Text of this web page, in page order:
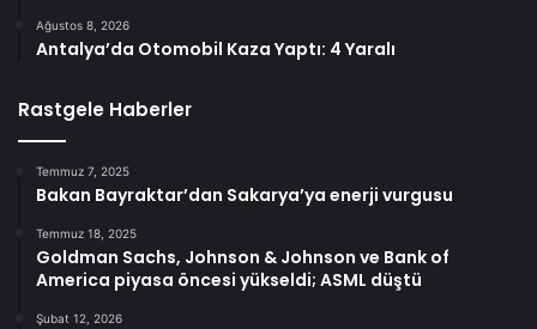
Ağustos 8, 2026
Antalya’da Otomobil Kaza Yaptı: 4 Yaralı
Rastgele Haberler
Temmuz 7, 2025
Bakan Bayraktar’dan Sakarya’ya enerji vurgusu
Temmuz 18, 2025
Goldman Sachs, Johnson & Johnson ve Bank of
America piyasa öncesi yükseldi; ASML düştü
Şubat 12, 2026